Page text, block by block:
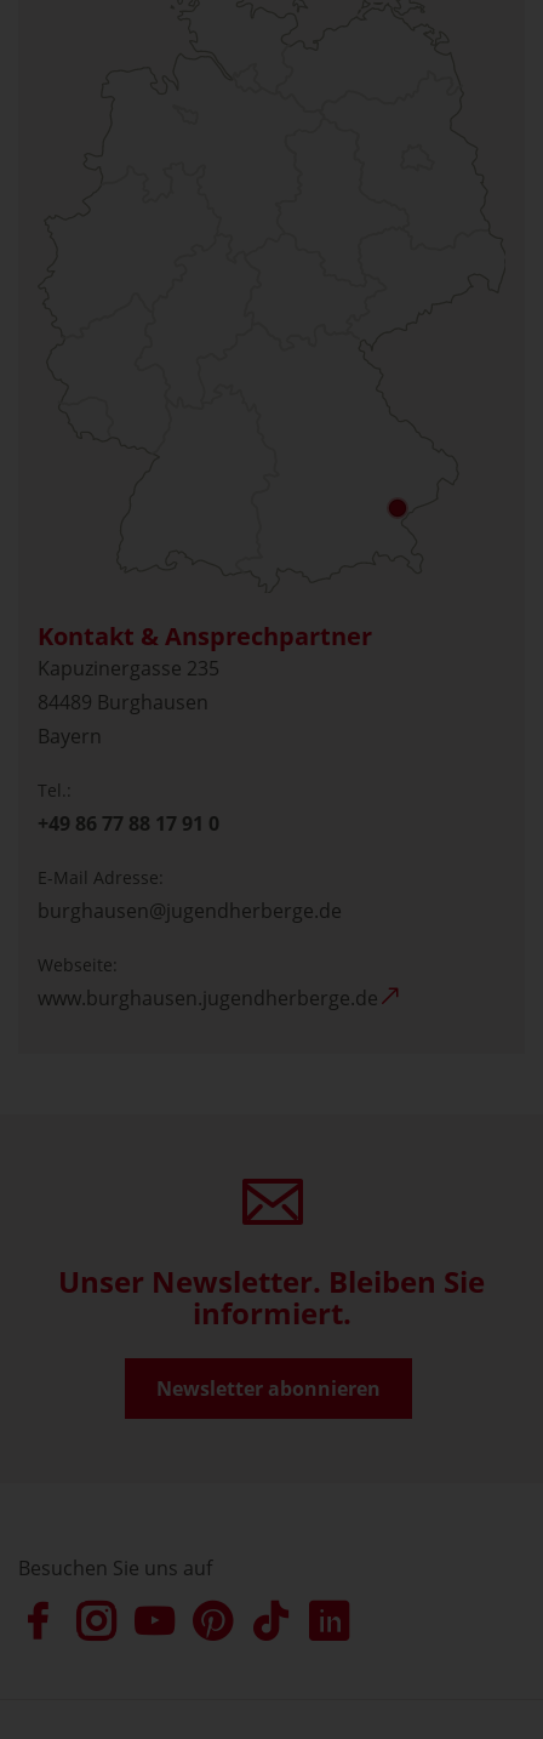
Kontakt & Ansprechpartner
Kapuzinergasse 235
84489 Burghausen
Bayern
Tel.:
+49 86 77 88 17 91 0
E-Mail Adresse:
burghausen@jugendherberge.de
Webseite:
www.burghausen.jugendherberge.de
Unser Newsletter. Bleiben Sie
informiert.
Newsletter abonnieren
Besuchen Sie uns auf